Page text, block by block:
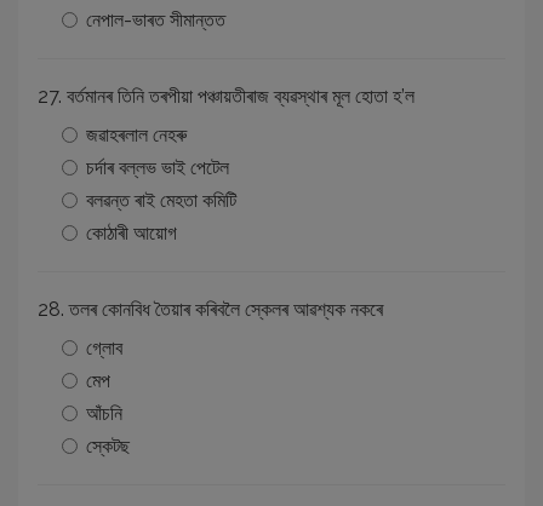
নেপাল-ভাৰত সীমান্তত
27. বৰ্তমানৰ তিনি তৰপীয়া পঞ্চায়তীৰাজ ব্যৱস্থাৰ মূল হােতা হ’ল
জৱাহৰলাল নেহৰু
চৰ্দাৰ বল্লভ ভাই পেটেল
বলৱন্ত ৰাই মেহতা কমিটি
কোঠাৰী আয়ােগ
28. তলৰ কোনবিধ তৈয়াৰ কৰিবলৈ স্কেলৰ আৱশ্যক নকৰে
গ্লোব
মেপ
আঁচনি
স্কেটছ